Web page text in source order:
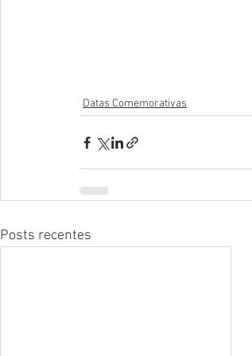
Datas Comemorativas
Posts recentes